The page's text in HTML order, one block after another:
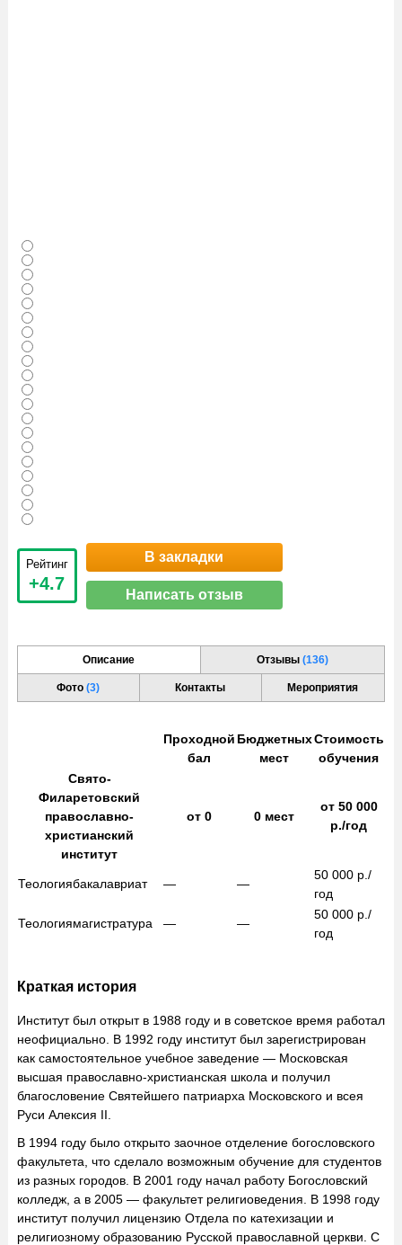
Рейтинг
+4.7
В закладки
Написать отзыв
Описание Отзывы (136)
Фото(3) Контакты Мероприятия
Проходной
бал
Бюджетных
мест
Стоимость
обучения
Свято-
Филаретовский
православно-
христианский
институт
от0 0 мест
от50 000
р./год
Теологиябакалавриат — —
50 000 р./
год
Теологиямагистратура — —
50 000 р./
год
Краткая история
Институт был открыт в 1988 году и в советское время работал
неофициально. В 1992 году институт был зарегистрирован
как самостоятельное учебное заведение — Московская
высшая православно-христианская школа и получил
благословение Святейшего патриарха Московского и всея
Руси Алексия II.
В 1994 году было открыто заочное отделение богословского
факультета, что сделало возможным обучение для студентов
из разных городов. В 2001 году начал работу Богословский
колледж, а в 2005 — факультет религиоведения. В 1998 году
институт получил лицензию Отдела по катехизации и
религиозному образованию Русской православной церкви. С